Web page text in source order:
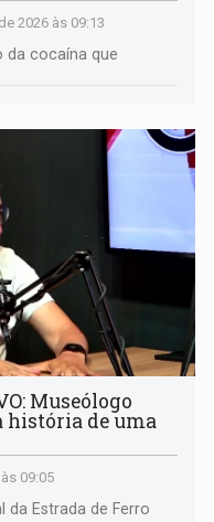
2026 às 09:13
da cocaína que
Museólogo
história de uma
09:05
Estrada de Ferro